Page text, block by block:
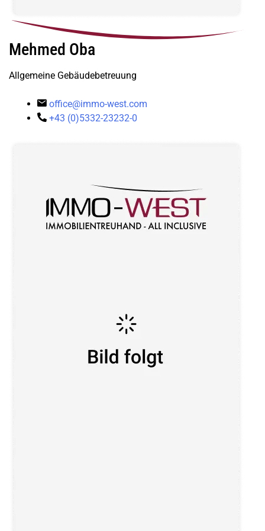
Mehmed Oba
Allgemeine Gebäudebetreuung
office@immo-west.com
+43 (0)5332-23232-0